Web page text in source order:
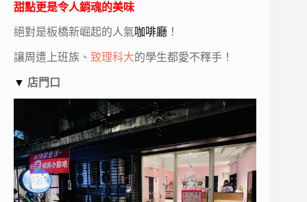
甜點更是令人銷魂的美味
絕對是板橋新崛起的人氣咖啡廳 ！
讓周遭上班族、 致理科大的學生都愛不釋手！
▼ 店門口